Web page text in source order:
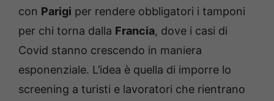
con Parigi per rendere obbligatori i tamponi
per chi torna dalla Francia, dove i casi di
Covid stanno crescendo in maniera
esponenziale. L’idea è quella di imporre lo
screening a turisti e lavoratori che rientrano